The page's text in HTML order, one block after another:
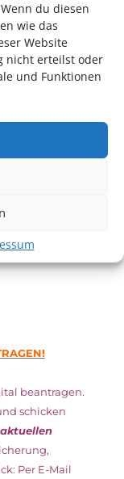
du diesen
wie das
Website
nicht erteilst oder
und Funktionen
des deutschen
Kulturpass-
– 30
beantragen.
schicken
aktuellen
Per E-Mail